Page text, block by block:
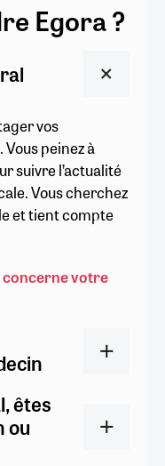
Egora ?
vos
peinez à
suivre l’actualité
Vous cherchez
et tient compte
concerne votre
êtes
ou